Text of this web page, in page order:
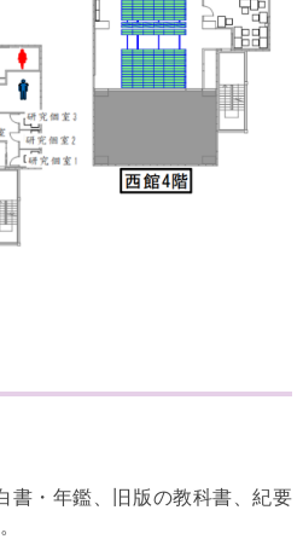
書・年鑑、旧版の教科書、紀要